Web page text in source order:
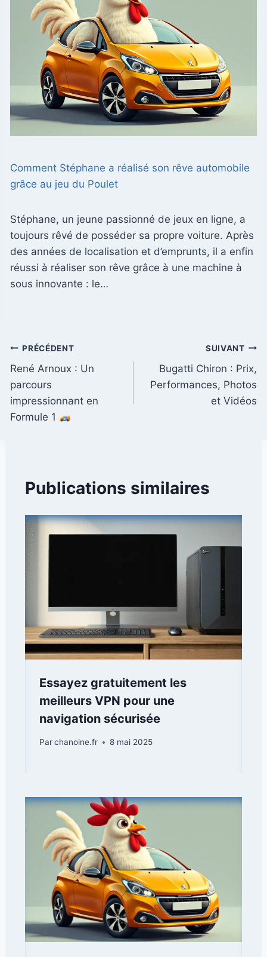
Comment Stéphane a réalisé son rêve automobile
grâce au jeu du Poulet
Stéphane, un jeune passionné de jeux en ligne, a
toujours rêvé de posséder sa propre voiture. Après
des années de localisation et d’emprunts, il a enfin
réussi à réaliser son rêve grâce à une machine à
sous innovante : le…
Navigation
de
l’article
PRÉCÉDENT
René Arnoux : Un
parcours
impressionnant en
Formule 1
SUIVANT
Bugatti Chiron : Prix,
Performances, Photos
et Vidéos
Publications similaires
Essayez gratuitement les
meilleurs VPN pour une
navigation sécurisée
Parchanoine.fr 8 mai 2025